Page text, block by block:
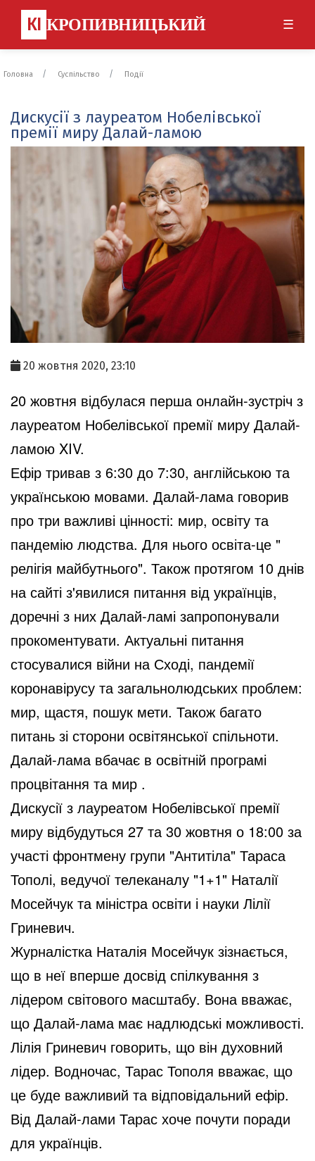
КІ КРОПИВНИЦЬКИЙ ☰
Головна Суспільство Події
Дискусії з лауреатом Нобелівської
премії миру Далай-ламою
20 жовтня 2020, 23:10
20 жовтня відбулася перша онлайн-зустріч з
лауреатом Нобелівської премії миру Далай-
ламою XIV.
Ефір тривав з 6:30 до 7:30, англійською та
українською мовами. Далай-лама говорив
про три важливі цінності: мир, освіту та
пандемію людства. Для нього освіта-це "
релігія майбутнього". Також протягом 10 днів
на сайті з'явилися питання від українців,
доречні з них Далай-ламі запропонували
прокоментувати. Актуальні питання
стосувалися війни на Сході, пандемії
коронавірусу та загальнолюдських проблем:
мир, щастя, пошук мети. Також багато
питань зі сторони освітянської спільноти.
Далай-лама вбачає в освітній програмі
процвітання та мир .
Дискусії з лауреатом Нобелівської премії
миру відбудуться 27 та 30 жовтня о 18:00 за
участі фронтмену групи "Антитіла" Тараса
Тополі, ведучої телеканалу "1+1" Наталії
Мосейчук та міністра освіти і науки Лілії
Гриневич.
Журналістка Наталія Мосейчук зізнається,
що в неї вперше досвід спілкування з
лідером світового масштабу. Вона вважає,
що Далай-лама має надлюдські можливості.
Лілія Гриневич говорить, що він духовний
лідер. Водночас, Тарас Тополя вважає, що
це буде важливий та відповідальний ефір.
Від Далай-лами Тарас хоче почути поради
для українців.